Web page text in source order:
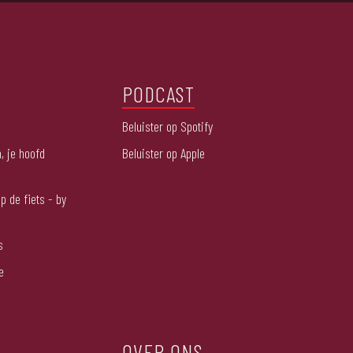
je hoofd
de fiets - by
PODCAST
Beluister op Spotify
Beluister op Apple